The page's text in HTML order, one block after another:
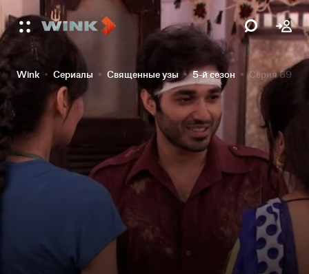
Wink Сериалы Священные узы 5-й сезон Серия 69